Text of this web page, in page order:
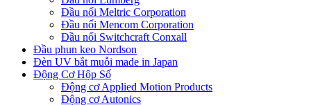
Đầu nối Meltric Corporation
Đầu nối Mencom Corporation
Đầu nối Switchcraft Conxall
Đầu phun keo Nordson
Đèn UV bắt muỗi made in Japan
Động Cơ Hộp Số
Động cơ Applied Motion Products
Động cơ Autonics